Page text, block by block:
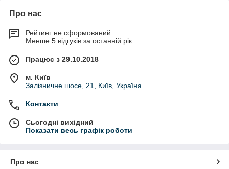
Про нас
Рейтинг не сформований
Менше 5 відгуків за останній рік
Працює з 29.10.2018
м. Київ
Залізничне шосе, 21, Київ, Україна
Контакти
Сьогодні вихідний
Показати весь графік роботи
Про нас